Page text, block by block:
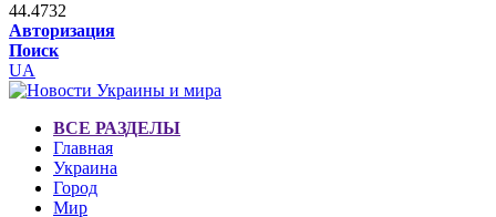
44.4732
Авторизация
Поиск
UA
ВСЕ РАЗДЕЛЫ
Главная
Украина
Город
Мир